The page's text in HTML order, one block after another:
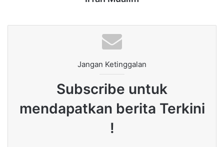
Jangan Ketinggalan
Subscribe untuk
mendapatkan berita Terkini
!